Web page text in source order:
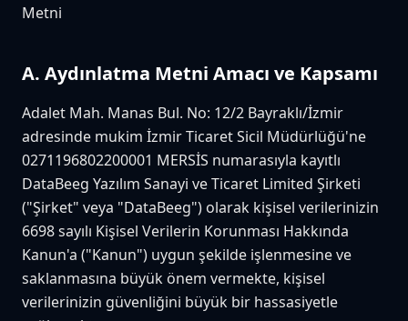
Metni
A. Aydınlatma Metni Amacı ve Kapsamı
Adalet Mah. Manas Bul. No: 12/2 Bayraklı/İzmir
adresinde mukim İzmir Ticaret Sicil Müdürlüğü'ne
0271196802200001 MERSİS numarasıyla kayıtlı
DataBeeg Yazılım Sanayi ve Ticaret Limited Şirketi
("Şirket" veya "DataBeeg") olarak kişisel verilerinizin
6698 sayılı Kişisel Verilerin Korunması Hakkında
Kanun'a ("Kanun") uygun şekilde işlenmesine ve
saklanmasına büyük önem vermekte, kişisel
verilerinizin güvenliğini büyük bir hassasiyetle